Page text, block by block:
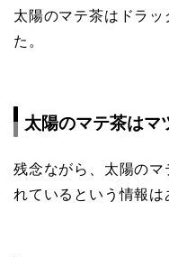
太陽のマテ茶はドラ
た。
太陽のマテ茶はマ
残念ながら、太陽のマ
れているという情報は